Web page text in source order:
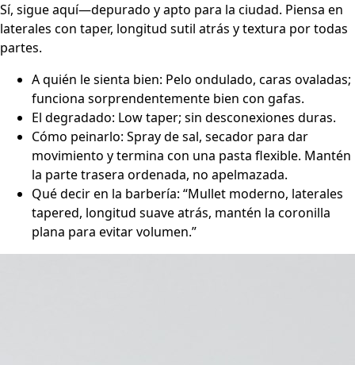
Sí, sigue aquí—depurado y apto para la ciudad. Piensa en
laterales con taper, longitud sutil atrás y textura por todas
partes.
A quién le sienta bien: Pelo ondulado, caras ovaladas;
funciona sorprendentemente bien con gafas.
El degradado: Low taper; sin desconexiones duras.
Cómo peinarlo: Spray de sal, secador para dar
movimiento y termina con una pasta flexible. Mantén
la parte trasera ordenada, no apelmazada.
Qué decir en la barbería: “Mullet moderno, laterales
tapered, longitud suave atrás, mantén la coronilla
plana para evitar volumen.”